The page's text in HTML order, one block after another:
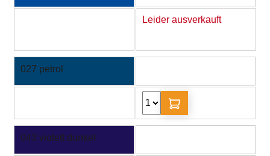
Leider ausverkauft
027 petrol
043 violett dunkel